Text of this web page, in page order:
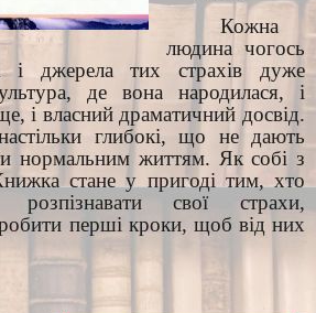
Кожна
людина чогось
і джерела тих страхів дуже
де вона народилася, і
і власний драматичний досвід.
глибокі, що не дають
нормальним життям. Як собі з
стане у пригоді тим, хто
розпізнавати свої страхи,
перші кроки, щоб від них